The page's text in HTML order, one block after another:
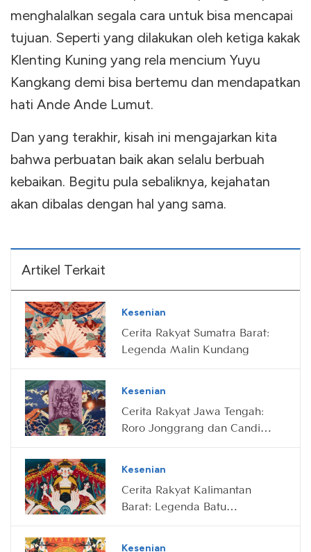
menghalalkan segala cara untuk bisa mencapai
tujuan. Seperti yang dilakukan oleh ketiga kakak
Klenting Kuning yang rela mencium Yuyu
Kangkang demi bisa bertemu dan mendapatkan
hati Ande Ande Lumut.
Dan yang terakhir, kisah ini mengajarkan kita
bahwa perbuatan baik akan selalu berbuah
kebaikan. Begitu pula sebaliknya, kejahatan
akan dibalas dengan hal yang sama.
Artikel Terkait
Kesenian
Cerita Rakyat Sumatra Barat:
Legenda Malin Kundang
Kesenian
Cerita Rakyat Jawa Tengah:
Roro Jonggrang dan Candi
Kesenian
Cerita Rakyat Kalimantan
Barat: Legenda Batu
Kesenian